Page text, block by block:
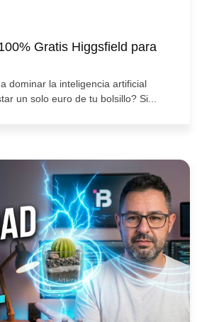
Gratis Higgsfield para
dominar la inteligencia artificial
un solo euro de tu bolsillo? Si...